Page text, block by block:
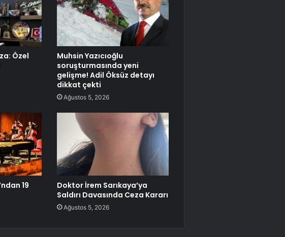
Özel
Muhsin Yazıcıoğlu
soruşturmasında yeni
gelişme! Adil Öksüz detayı
dikkat çekti
Ağustos 5, 2026
19
Doktor İrem Sarıkaya’ya
Saldırı Davasında Ceza Kararı
Ağustos 5, 2026